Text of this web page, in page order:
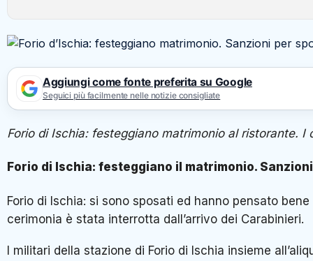
Aggiungi come fonte preferita su Google
Seguici più facilmente nelle notizie consigliate
Forio di Ischia: festeggiano matrimonio al ristorante.
Forio di Ischia: festeggiano il matrimonio.
Forio di Ischia: si sono sposati ed hanno pensato
cerimonia è stata interrotta dall’arrivo dei Carabinieri.
I militari della stazione di Forio di Ischia insieme